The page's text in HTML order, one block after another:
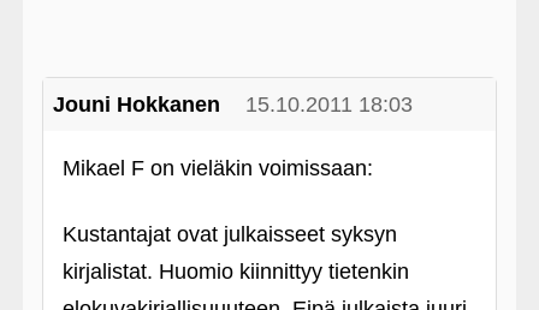
Jouni Hokkanen 15.10.2011 18:03
Mikael F on vieläkin voimissaan:
Kustantajat ovat julkaisseet syksyn
kirjalistat. Huomio kiinnittyy tietenkin